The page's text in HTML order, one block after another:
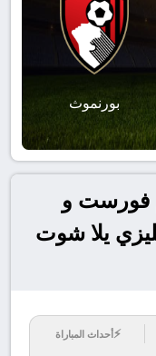
بورنموث
فورست و
يلا شوت
⚡أحداث المباراة